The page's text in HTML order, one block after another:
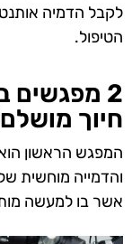
לקבל הדמיה
הטיפול.
2
חיוך
המפגש הראשון
והדמייה מוחשית
אשר בו למעשה